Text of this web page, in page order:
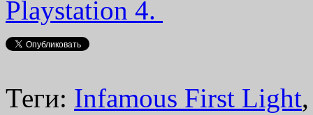
Playstation 4.
Теги: Infamous First Light